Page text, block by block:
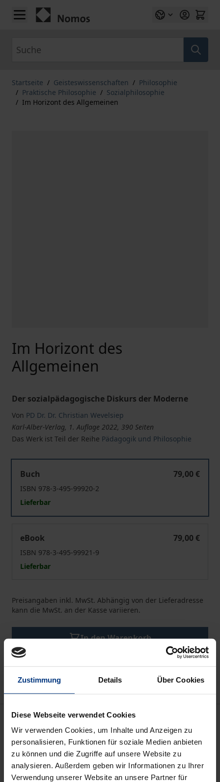
Zustimmung Details Über Cookies
Diese Webseite verwendet Cookies
Wir verwenden Cookies, um Inhalte und Anzeigen zu
personalisieren, Funktionen für soziale Medien anbieten
zu können und die Zugriffe auf unsere Website zu
analysieren. Außerdem geben wir Informationen zu Ihrer
Verwendung unserer Website an unsere Partner für
Zum Inhalt springen
Startseite / Geisteswissenschaften / Philosophie
/ Praktische Philosophie / Sozialphilosophie
/ Im Horizont des Allgemeinen
Im Horizont des
Allgemeinen
Der sozialpädagogische Diskurs der Moderne
Von PD Dr. Dr. Christian Wevelsiep
Karl-Alber-Verlag, 1. Auflage 2022, 390 Seiten
Das Werk ist Teil der Reihe Pädagogik und Philosophie
Buch
79,00 €
ISBN 978-3-495-99920-2
Lieferbar
eBook
79,00 €
ISBN 978-3-495-99921-9
Lieferbar
Preisangaben inkl. MwSt. Abhängig von der Lieferadresse
kann die MwSt. an der Kasse variieren.
In den Warenkorb
Zur Wunschliste hinzufügen
Hinweise zu Versandkosten
Beschreibung
Die Welt, in der Menschen buchstäblich um ihr
Überleben, ihre Würde oder ihre Identität kämpfen,
ist eine Welt der Konflikte und der Gewalt. Diese